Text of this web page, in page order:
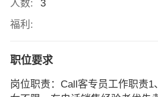
人数:
3
福利:
职位要求
岗位职责：Call客专员工作职责1